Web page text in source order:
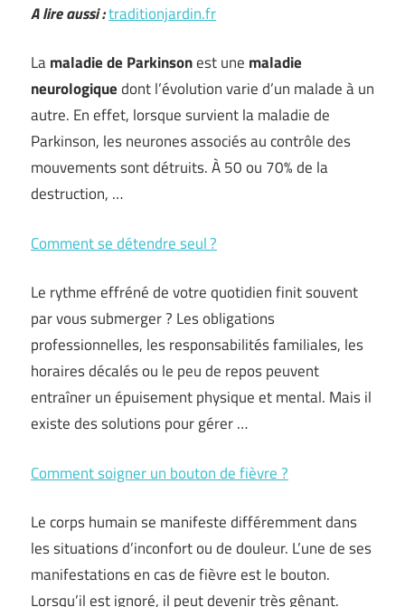
A lire aussi :traditionjardin.fr
Lamaladie de Parkinsonest une maladie
neurologiquedont l’évolution varie d’un malade à un
autre. En effet, lorsque survient la maladie de
Parkinson, les neurones associés au contrôle des
mouvements sont détruits. À 50 ou 70% de la
destruction, …
Comment se détendre seul ?
Le rythme effréné de votre quotidien finit souvent
par vous submerger ? Les obligations
professionnelles, les responsabilités familiales, les
horaires décalés ou le peu de repos peuvent
entraîner un épuisement physique et mental. Mais il
existe des solutions pour gérer …
Comment soigner un bouton de fièvre ?
Le corps humain se manifeste différemment dans
les situations d’inconfort ou de douleur. L’une de ses
manifestations en cas de fièvre est le bouton.
Lorsqu’il est ignoré, il peut devenir très gênant.